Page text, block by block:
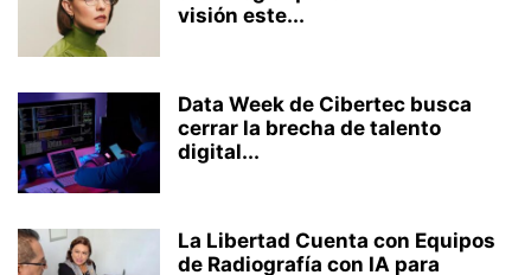
visión este...
Data Week de Cibertec busca
cerrar la brecha de talento
digital...
La Libertad Cuenta con Equipos
de Radiografía con IA para